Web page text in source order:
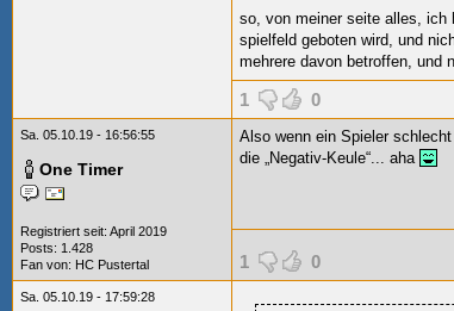
so, von meiner seite alles, ich
spielfeld geboten wird, und
mehrere davon betroffen, und
1 0
Sa. 05.10.19 - 16:56:55
One Timer
Registriert seit: April 2019
Posts: 1.428
Fan von: HC Pustertal
Also wenn ein Spieler
die „Negativ-Keule“... aha
1 0
Sa. 05.10.19 - 17:59:28